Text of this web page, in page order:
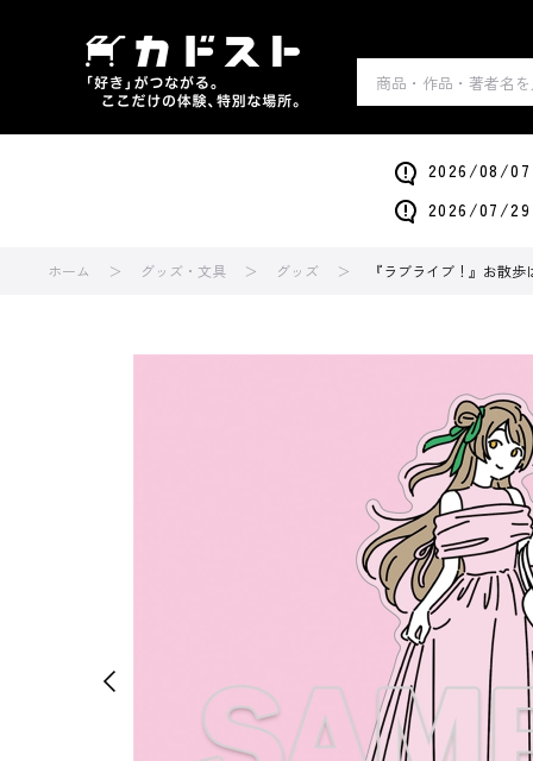
2026/08/07
2026/07/29
ホーム グッズ・文具 グッズ 『ラブライブ！』お散